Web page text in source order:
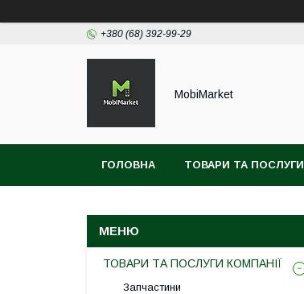
+380 (68) 392-99-29
MobiMarket
ГОЛОВНА ТОВАРИ ТА ПОСЛУГИ
ТОВАРИ ТА ПОСЛУГИ КОМПАНІЇ
Запчастини